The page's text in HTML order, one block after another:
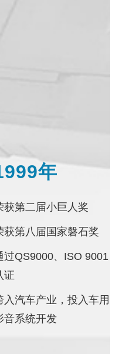
年
获第二届小巨人奖
获第八届国家磐石奖
过QS9000、ISO 9001
证
入汽车产业，投入车用
音系统开发